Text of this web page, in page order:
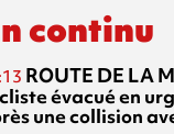
continu
ROUTE DE LA
évacué en
une collision